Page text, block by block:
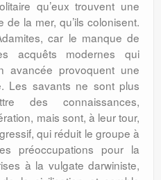
qu’eux trouvent une
de la mer, qu’ils colonisent.
car le manque de
acquêts modernes qui
avancée provoquent une
Les savants ne sont plus
des connaissances,
mais sont, à leur tour,
qui réduit le groupe à
préoccupations pour la
à la vulgate darwiniste,